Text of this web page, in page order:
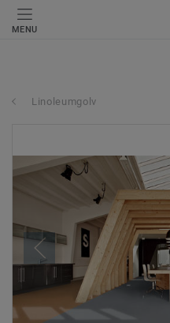
MENU
Linoleumgolv